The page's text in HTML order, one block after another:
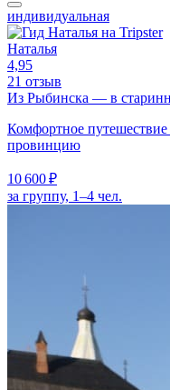
индивидуальная
Наталья
4,95
21 отзыв
Из Рыбинска — в
Комфортное
провинцию
10 600 ₽
за группу, 1–4 чел.